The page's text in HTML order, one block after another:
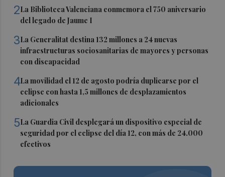
2La Biblioteca Valenciana conmemora el 750 aniversario
del legado de Jaume I
3La Generalitat destina 132 millones a 24 nuevas
infraestructuras sociosanitarias de mayores y personas
con discapacidad
4La movilidad el 12 de agosto podría duplicarse por el
eclipse con hasta 1,5 millones de desplazamientos
adicionales
5La Guardia Civil desplegará un dispositivo especial de
seguridad por el eclipse del día 12, con más de 24.000
efectivos